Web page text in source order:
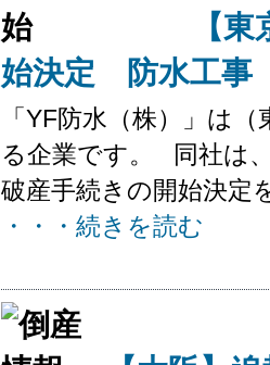
【
始決定 防水工事
「YF防水（株）」は
る企業です。 同社は
破産手続きの開始決定
・・・続きを読む